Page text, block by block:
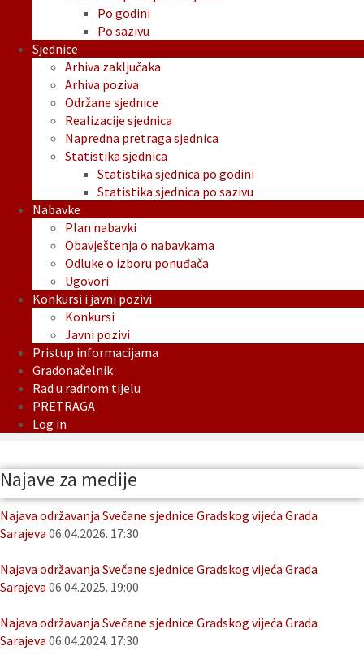
Po godini
Po sazivu
Sjednice
Arhiva zaključaka
Arhiva poziva
Održane sjednice
Realizacije sjednica
Napredna pretraga sjednica
Statistika sjednica
Statistika sjednica po godini
Statistika sjednica po sazivu
Nabavke
Plan nabavki
Obavještenja o nabavkama
Odluke o izboru ponuđača
Ugovori
Konkursi i javni pozivi
Konkursi
Javni pozivi
Pristup informacijama
Gradonačelnik
Rad u radnom tijelu
PRETRAGA
Log in
Najave za medije
Najava održavanja Svečane sjednice Gradskog vijeća Grada
Sarajeva 06.04.2026. 17:30
Najava održavanja Svečane sjednice Gradskog vijeća Grada
Sarajeva 06.04.2025. 19:00
Najava održavanja Svečane sjednice Gradskog vijeća Grada
Sarajeva 06.04.2024. 17:30